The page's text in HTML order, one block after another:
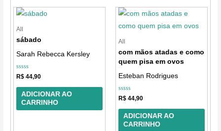
All
sábado
Sarah Rebecca Kersley
Avaliação
0
de
R$ 44,90
ADICIONAR AO
CARRINHO
All
com mãos atadas e como
quem pisa em ovos
Esteban Rodrigues
Avaliação
0
de
R$ 44,90
ADICIONAR AO
CARRINHO